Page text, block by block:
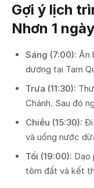
Gợi ý lịch
Nhơn 1 ngày
Sáng (7:00): Ăn
dương tại Tam
Trưa (11:30):
Chánh. Sau đó
Chiều (15:30): Đi
và uống nước
Tối (19:00): Dạo
tôm đất và kết